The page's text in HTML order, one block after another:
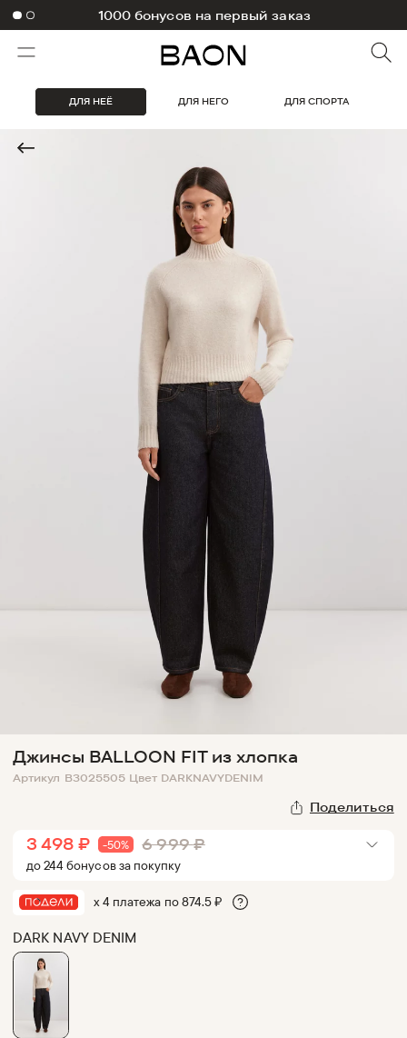
1000 бонусов на первый заказ
ДЛЯ НЕЁ ДЛЯ НЕГО ДЛЯ СПОРТА
Джинсы BALLOON FIT из хлопка
Артикул B3025505 Цвет DARKNAVYDENIM
Поделиться
3 498 ₽ -50% 6 999 ₽
до244бонусовза покупку
х 4 платежа по874.5₽
DARK NAVY DENIM